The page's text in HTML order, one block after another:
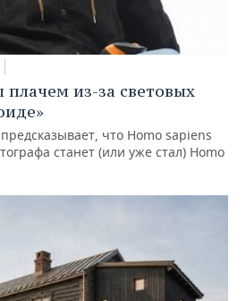
из-за световых
что Homo sapiens
станет (или уже стал) Homo